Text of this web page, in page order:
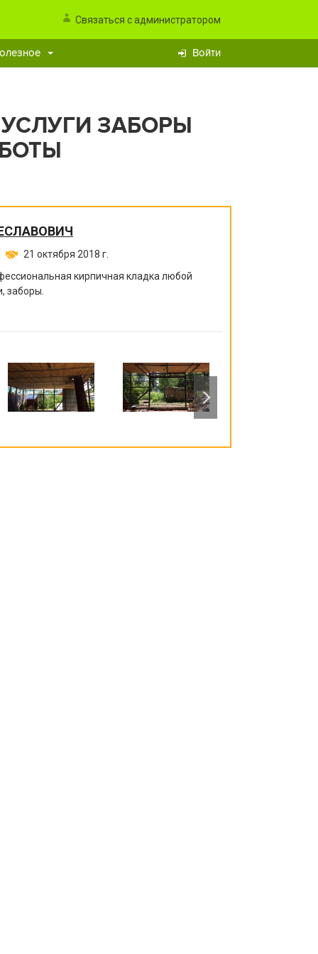
Связаться с администратором
Войти
ЗАБОРЫ
21 октября 2018 г.
кирпичная кладка любой
заборы.